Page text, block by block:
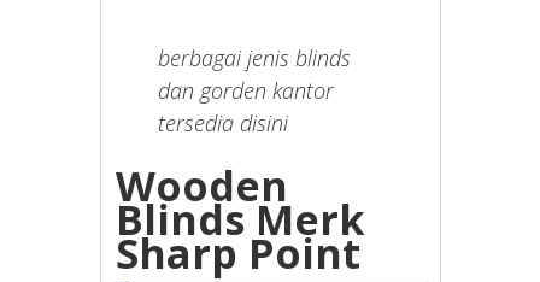
berbagai jenis blinds
dan gorden kantor
tersedia disini
Wooden
Blinds Merk
Sharp Point